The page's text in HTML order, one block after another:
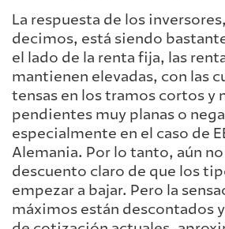
La respuesta de los
decimos, está siendo
el lado de la renta fija, las
mantienen elevadas, con las
tensas en los tramos cortos y
pendientes muy planas o
especialmente en el caso de
Alemania. Por lo tanto, aún no
descuento claro de que los
empezar a bajar. Pero la
máximos están descontados